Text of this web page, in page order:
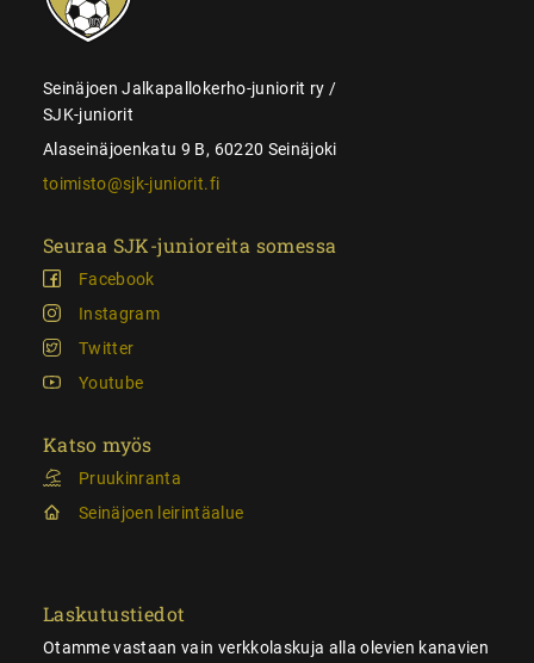
Seinäjoen Jalkapallokerho-juniorit ry /
SJK-juniorit
Alaseinäjoenkatu 9 B, 60220 Seinäjoki
toimisto@sjk-juniorit.fi
Seuraa SJK-junioreita somessa
Facebook
Instagram
Twitter
Youtube
Katso myös
Pruukinranta
Seinäjoen leirintäalue
Laskutustiedot
Otamme vastaan vain verkkolaskuja alla olevien kanavien